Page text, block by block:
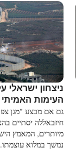
ניצחון
העימות האמיתי
גם אם מבצע "מגן
חיזבאללה יסתיים
מיותרים, המאמץ
נמשך במלוא